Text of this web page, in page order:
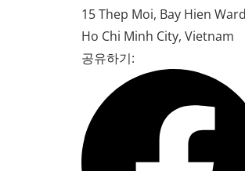
15 Thep Moi, Bay Hien
Ho Chi Minh City, Vietnam
공유하기: